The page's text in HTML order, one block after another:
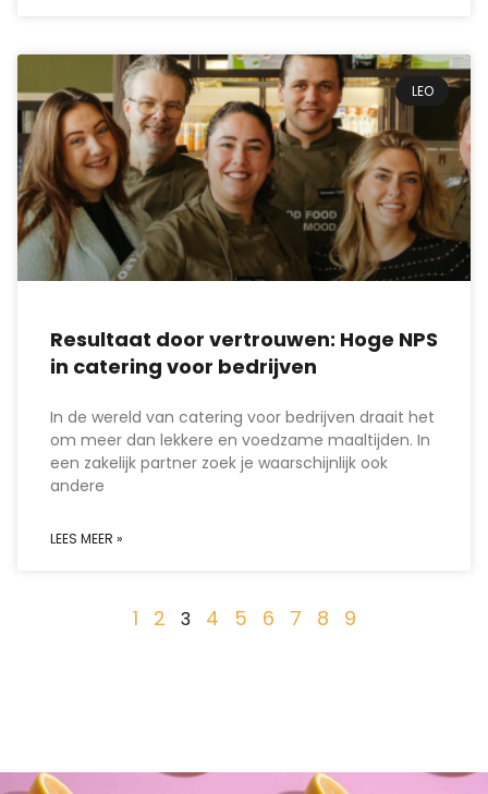
LEO
Resultaat door vertrouwen: Hoge NPS
in catering voor bedrijven
In de wereld van catering voor bedrijven draait het
om meer dan lekkere en voedzame maaltijden. In
een zakelijk partner zoek je waarschijnlijk ook
andere
LEES MEER »
1 2 3 4 5 6 7 8 9